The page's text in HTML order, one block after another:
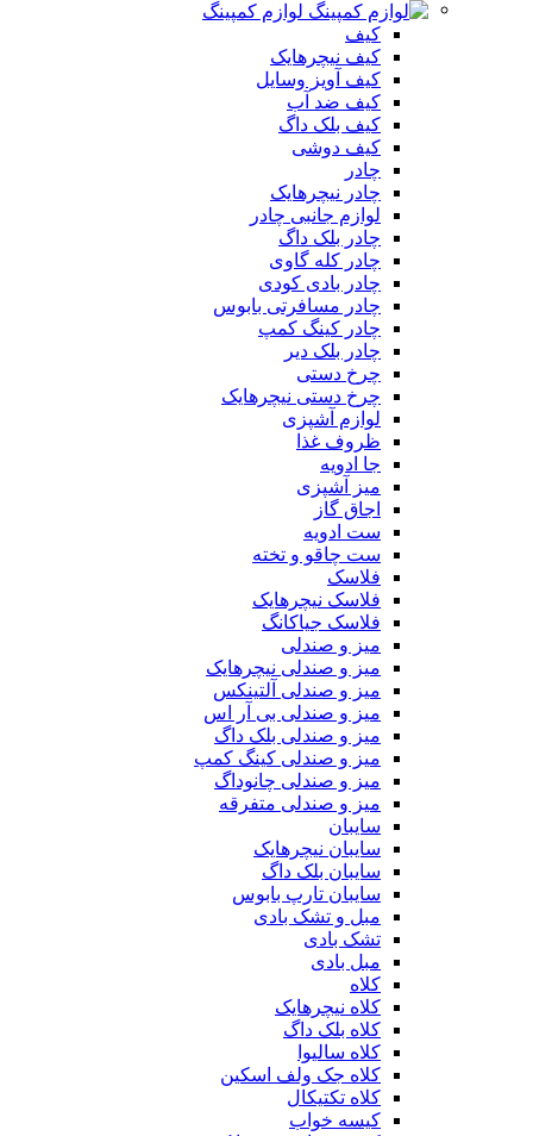
لوازم کمپینگ
کیف
کیف نیچرهایک
کیف آویز وسایل
کیف ضد آب
کیف بلک داگ
کیف دوشی
چادر
چادر نیچرهایک
لوازم جانبی چادر
چادر بلک داگ
چادر کله گاوی
چادر بادی کودی
چادر مسافرتی بابوس
چادر کینگ کمپ
چادر بلک دیر
چرخ دستی
چرخ دستی نیچرهایک
لوازم آشپزی
ظروف غذا
جا ادویه
میز آشپزی
اجاق گاز
ست ادویه
ست چاقو و تخته
فلاسک
فلاسک نیچرهایک
فلاسک جیاکانگ
میز و صندلی
میز و صندلی نیچرهایک
میز و صندلی آلتینکس
میز و صندلی بی آر اس
میز و صندلی بلک داگ
میز و صندلی کینگ کمپ
میز و صندلی چانوداگ
میز و صندلی متفرقه
سایبان
سایبان نیچرهایک
سایبان بلک داگ
سایبان تارپ بابوس
مبل و تشک بادی
تشک بادی
مبل بادی
کلاه
کلاه نیچرهایک
کلاه بلک داگ
کلاه سالیوا
کلاه جک‌ ولف‌ اسکین
کلاه تکتیکال
کیسه خواب